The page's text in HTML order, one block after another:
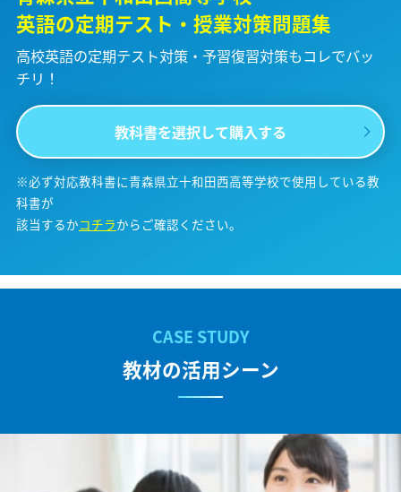
英語の定期テスト・授業対策問題集
高校英語の定期テスト対策・予習復習対策もコレでバッ
チリ！
教科書を選択して購入する
※必ず対応教科書に青森県立十和田西高等学校で使用している教
科書が
該当するかコチラからご確認ください。
教材の活用シーン